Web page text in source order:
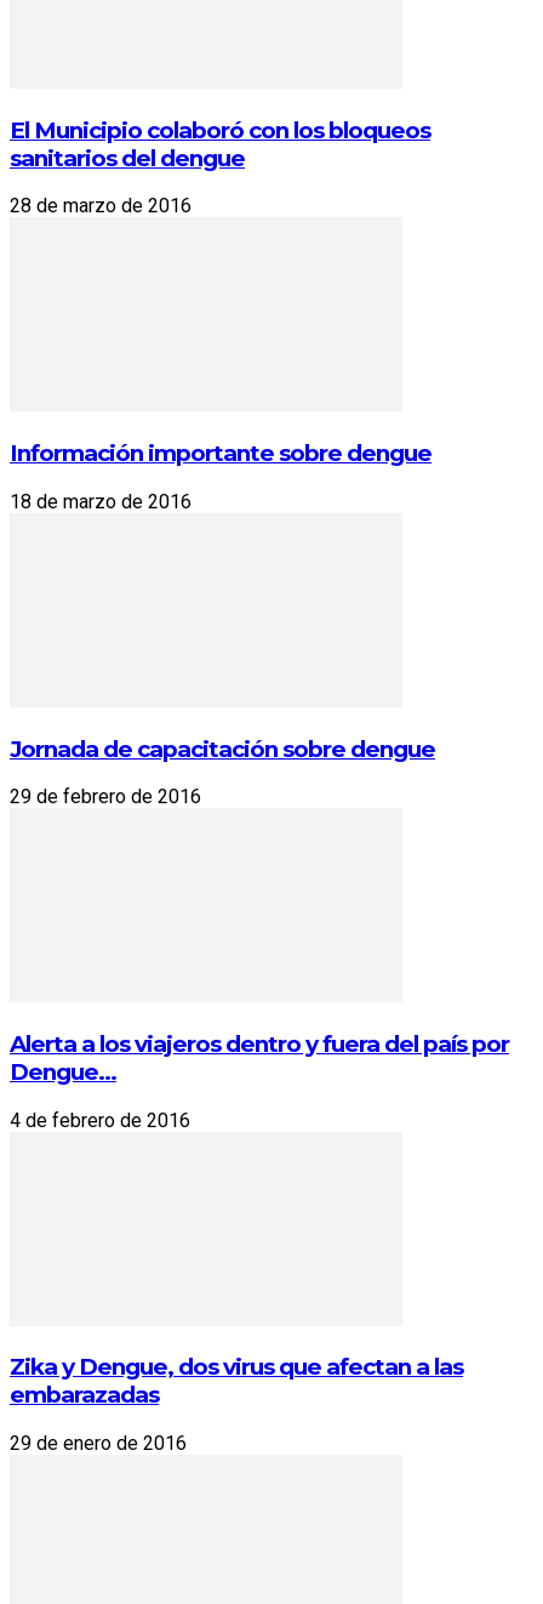
El Municipio colaboró con los bloqueos
sanitarios del dengue
28 de marzo de 2016
Información importante sobre dengue
18 de marzo de 2016
Jornada de capacitación sobre dengue
29 de febrero de 2016
Alerta a los viajeros dentro y fuera del país por
Dengue...
4 de febrero de 2016
Zika y Dengue, dos virus que afectan a las
embarazadas
29 de enero de 2016